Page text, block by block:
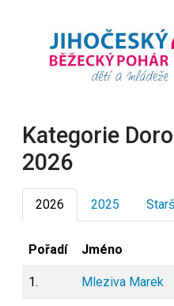
Kategorie
2026
2026 2025
Pořadí Jméno
1. Mleziva Marek